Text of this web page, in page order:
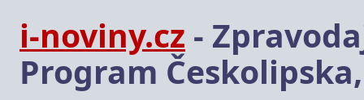
i-noviny.cz -
Program